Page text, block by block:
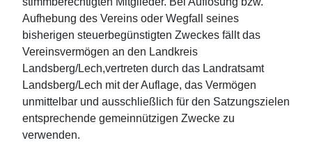
Aufhebung des Vereins oder Wegfall seines
bisherigen steuerbegünstigten Zweckes fällt das
Vereinsvermögen an den Landkreis
Landsberg/Lech,vertreten durch das Landratsamt
Landsberg/Lech mit der Auflage, das Vermögen
unmittelbar und ausschließlich für den Satzungszielen
entsprechende gemeinnützigen Zwecke zu
verwenden.